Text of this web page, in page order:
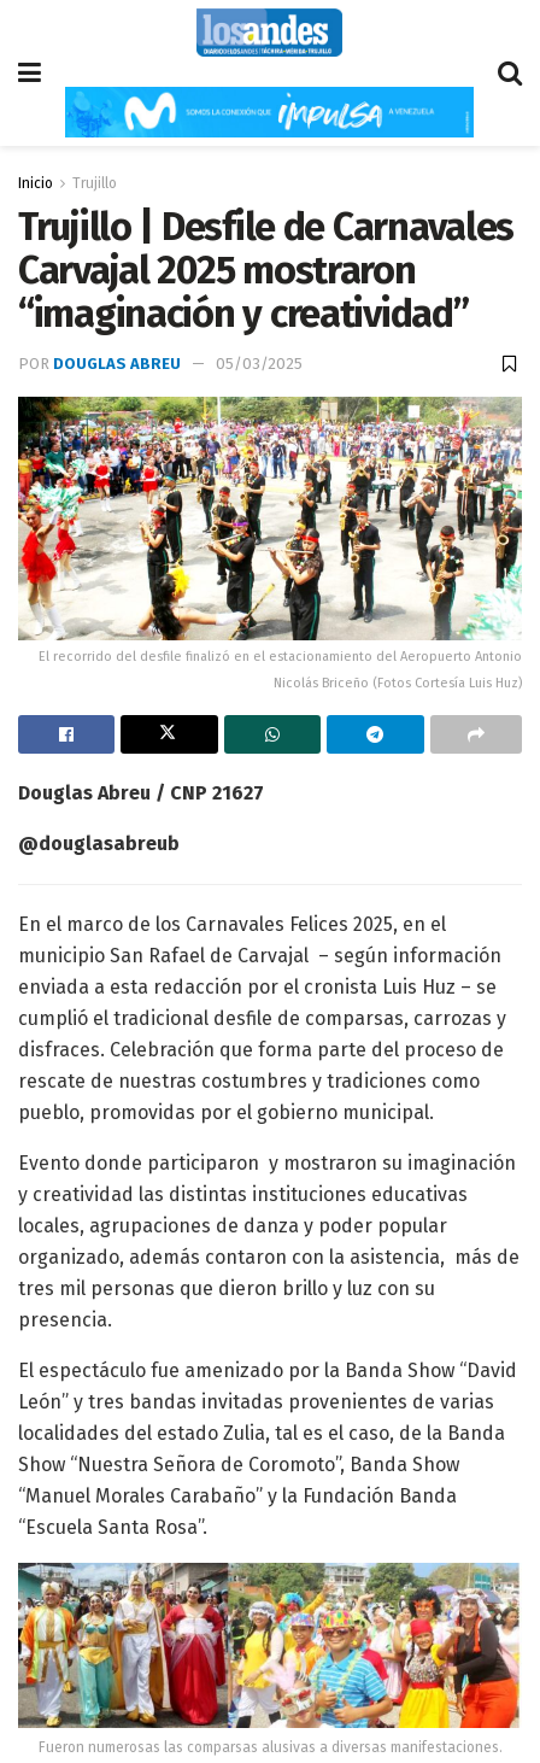
Inicio Trujillo
Trujillo | Desfile de Carnavales
Carvajal 2025 mostraron
“imaginación y creatividad”
POR DOUGLAS ABREU 05/03/2025
El recorrido del desfile finalizó en el estacionamiento del Aeropuerto Antonio
Nicolás Briceño (Fotos Cortesía Luis Huz)
Douglas Abreu / CNP 21627
@douglasabreub
En el marco de los Carnavales Felices 2025, en el
municipio San Rafael de Carvajal – según información
enviada a esta redacción por el cronista Luis Huz – se
cumplió el tradicional desfile de comparsas, carrozas y
disfraces. Celebración que forma parte del proceso de
rescate de nuestras costumbres y tradiciones como
pueblo, promovidas por el gobierno municipal.
Evento donde participaron y mostraron su imaginación
y creatividad las distintas instituciones educativas
locales, agrupaciones de danza y poder popular
organizado, además contaron con la asistencia, más de
tres mil personas que dieron brillo y luz con su
presencia.
El espectáculo fue amenizado por la Banda Show “David
León” y tres bandas invitadas provenientes de varias
localidades del estado Zulia, tal es el caso, de la Banda
Show “Nuestra Señora de Coromoto”, Banda Show
“Manuel Morales Carabaño” y la Fundación Banda
“Escuela Santa Rosa”.
Fueron numerosas las comparsas alusivas a diversas manifestaciones.